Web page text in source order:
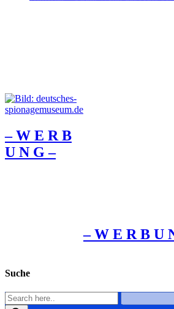
– W Ε R Β
U Ν G –
– W Ε R Β U
Suche